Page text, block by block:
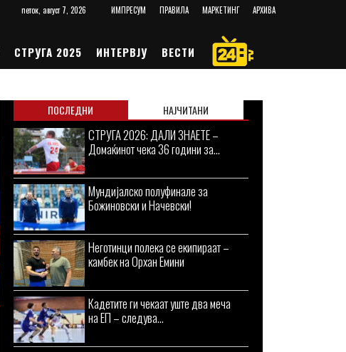
петок, август 7, 2026 ИМПРЕСУМ ПРАВИЛА МАРКЕТИНГ АРХИВА
СТРУГА 2025 ИНТЕРВЈУ ВЕСТИ
ПОСЛЕДНИ НАЈЧИТАНИ
СТРУГА 2026: ДАЛИ ЗНАЕТЕ –
Домаќинот чека 36 години за...
Мундијалско полуфинале за
Божиновски и Начевски!
Неготинци полека се екипираат –
камбек на Орхан Емини
Кадетите ги чекаат уште два меча
на ЕП – следува...